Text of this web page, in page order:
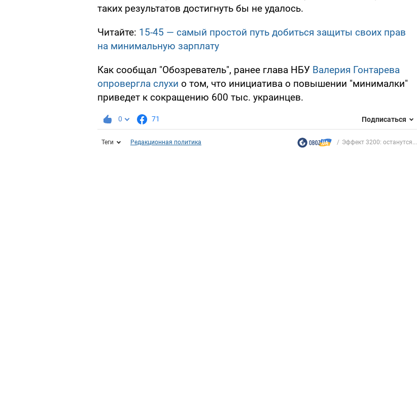
таких результатов достигнуть бы не удалось.
Читайте: 15-45 — самый простой путь добиться защиты своих прав
на минимальную зарплату
Как сообщал "Обозреватель", ранее глава НБУ Валерия Гонтарева
опровергла слухи о том, что инициатива о повышении "минималки"
приведет к сокращению 600 тыс. украинцев.
0 71 Подписаться
Теги Редакционная политика Эффект 3200: останутся...